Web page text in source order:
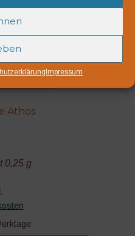
Impressum
Athos
0,25 g